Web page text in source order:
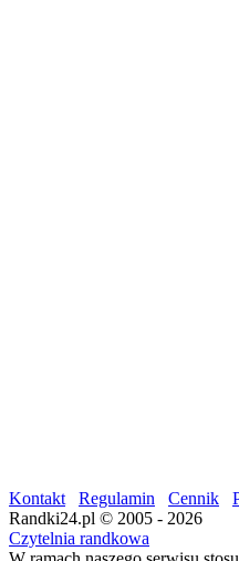
Kontakt Regulamin Cennik
Randki24.pl © 2005 - 2026
Czytelnia randkowa